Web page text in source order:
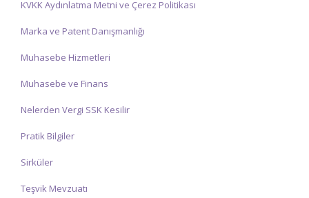
KVKK Aydınlatma Metni ve Çerez Politikası
Marka ve Patent Danışmanlığı
Muhasebe Hizmetleri
Muhasebe ve Finans
Nelerden Vergi SSK Kesilir
Pratik Bilgiler
Sirküler
Teşvik Mevzuatı